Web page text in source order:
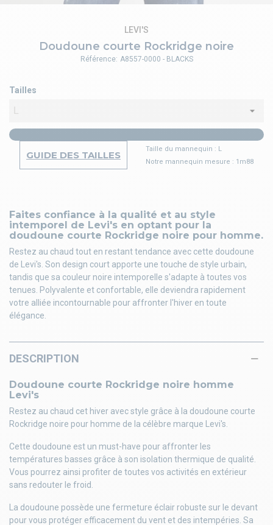
Doudoune courte Rockridge noire
LEVI'S
Faites confiance à la qualité et au style
intemporel de Levi's en optant pour la
doudoune courte Rockridge noire pour homme.
Restez au chaud tout en restant tendance avec cette doudoune
de Levi's. Son design court apporte une touche de style urbain,
tandis que sa couleur noire intemporelle s'adapte à toutes vos
tenues. Polyvalente et confortable, elle deviendra rapidement
votre alliée incontournable pour affronter l'hiver en toute
élégance.
Tailles
GUIDE DES TAILLES
Taille du mannequin : L
Notre mannequin mesure : 1m88
Référence: A8557-0000 - BLACKS
DESCRIPTION
Doudoune courte Rockridge noire homme
Levi's
Restez au chaud cet hiver avec style grâce à la doudoune courte
Rockridge noire pour homme de la célèbre marque Levi's.
Cette doudoune est un must-have pour affronter les
températures basses grâce à son isolation thermique de qualité.
Vous pourrez ainsi profiter de toutes vos activités en extérieur
sans redouter le froid.
La doudoune possède une fermeture éclair robuste sur le devant
pour vous protéger efficacement du vent et des intempéries. Sa